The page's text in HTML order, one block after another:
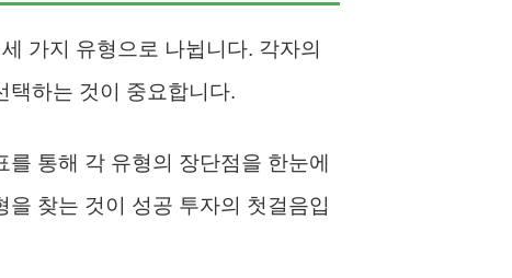
가지 유형으로 나뉩니다. 각자의
택하는 것이 중요합니다.
통해 각 유형의 장단점을 한눈에
찾는 것이 성공 투자의 첫걸음입